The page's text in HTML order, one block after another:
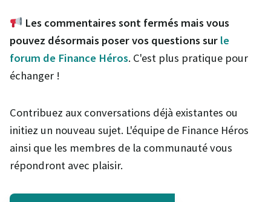
Les commentaires sont fermés mais vous
pouvez désormais poser vos questions sur le
forum de Finance Héros. C'est plus pratique pour
échanger !
Contribuez aux conversations déjà existantes ou
initiez un nouveau sujet. L'équipe de Finance Héros
ainsi que les membres de la communauté vous
répondront avec plaisir.